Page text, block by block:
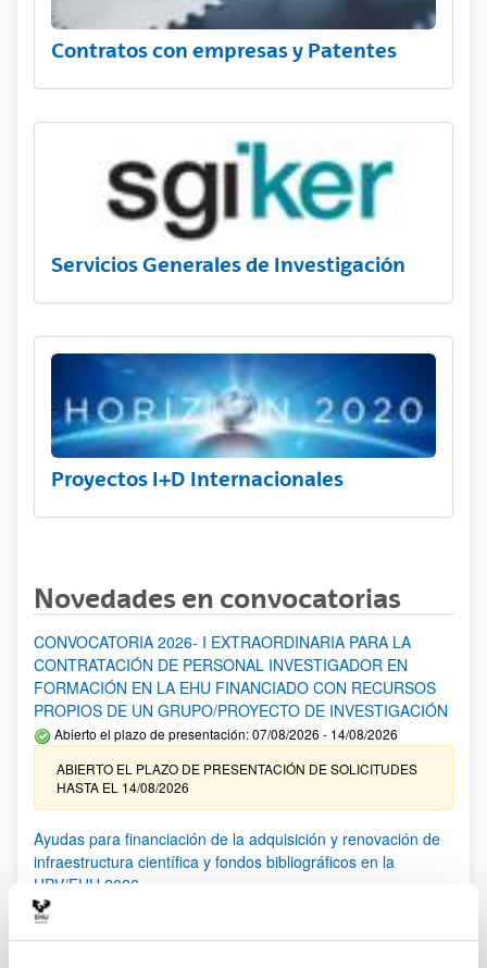
Contratos con empresas y Patentes
Servicios Generales de Investigación
Proyectos I+D Internacionales
Novedades en convocatorias
CONVOCATORIA 2026- I EXTRAORDINARIA PARA LA
CONTRATACIÓN DE PERSONAL INVESTIGADOR EN
FORMACIÓN EN LA EHU FINANCIADO CON RECURSOS
PROPIOS DE UN GRUPO/PROYECTO DE INVESTIGACIÓN
Abierto el plazo de presentación: 07/08/2026 - 14/08/2026
ABIERTO EL PLAZO DE PRESENTACIÓN DE SOLICITUDES
HASTA EL 14/08/2026
Ayudas para financiación de la adquisición y renovación de
infraestructura científica y fondos bibliográficos en la
UPV/EHU 2026
25/03/2026: Corrección de errores del listado provisional de